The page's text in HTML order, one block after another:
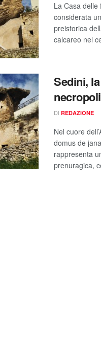
La Casa
considerata
preistorica
calcareo nel
Sedini,
DI REDAZIONE
Nel cuore
domus de
rappresenta
prenuragica,